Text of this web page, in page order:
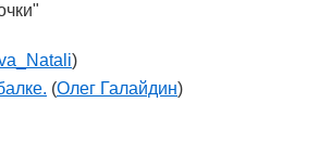
)
(Олег Галайдин)